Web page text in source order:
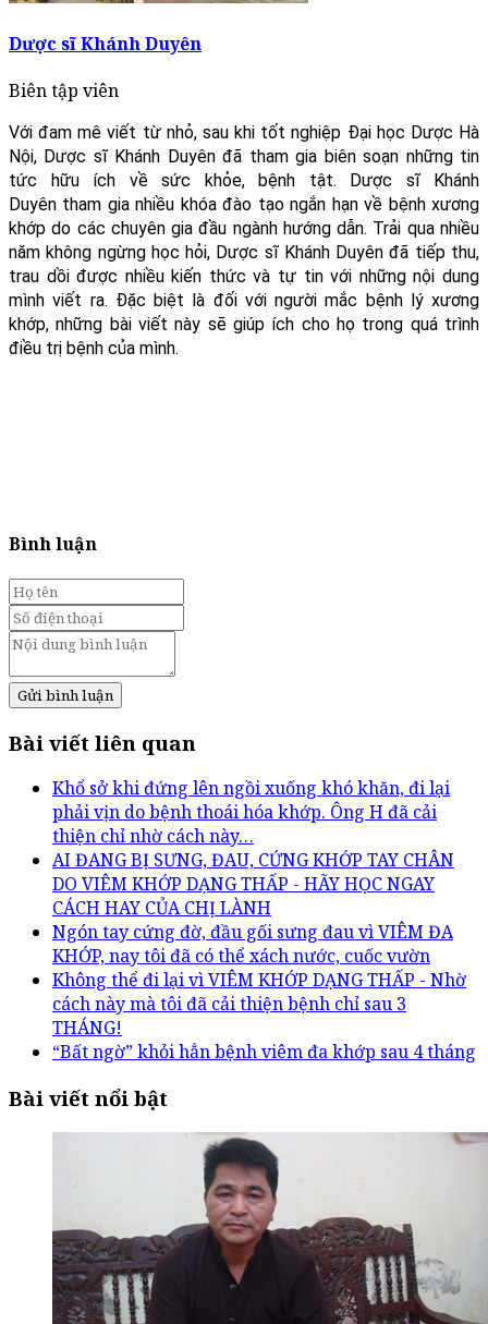
Dược sĩ Khánh Duyên
Biên tập viên
Với đam mê viết từ nhỏ, sau khi tốt nghiệp Đại học Dược Hà
Nội, Dược sĩ Khánh Duyên đã tham gia biên soạn những tin
tức hữu ích về sức khỏe, bệnh tật. Dược sĩ Khánh
Duyên tham gia nhiều khóa đào tạo ngắn hạn về bệnh xương
khớp do các chuyên gia đầu ngành hướng dẫn. Trải qua nhiều
năm không ngừng học hỏi, Dược sĩ Khánh Duyên đã tiếp thu,
trau dồi được nhiều kiến thức và tự tin với những nội dung
mình viết ra. Đặc biệt là đối với người mắc bệnh lý xương
khớp, những bài viết này sẽ giúp ích cho họ trong quá trình
điều trị bệnh của mình.
Bình luận
Gửi bình luận
Bài viết liên quan
Khổ sở khi đứng lên ngồi xuống khó khăn, đi lại
phải vịn do bệnh thoái hóa khớp. Ông H đã cải
thiện chỉ nhờ cách này…
AI ĐANG BỊ SƯNG, ĐAU, CỨNG KHỚP TAY CHÂN
DO VIÊM KHỚP DẠNG THẤP - HÃY HỌC NGAY
CÁCH HAY CỦA CHỊ LÀNH
Ngón tay cứng đờ, đầu gối sưng đau vì VIÊM ĐA
KHỚP, nay tôi đã có thể xách nước, cuốc vườn
Không thể đi lại vì VIÊM KHỚP DẠNG THẤP - Nhờ
cách này mà tôi đã cải thiện bệnh chỉ sau 3
THÁNG!
“Bất ngờ” khỏi hẳn bệnh viêm đa khớp sau 4 tháng
Bài viết nổi bật